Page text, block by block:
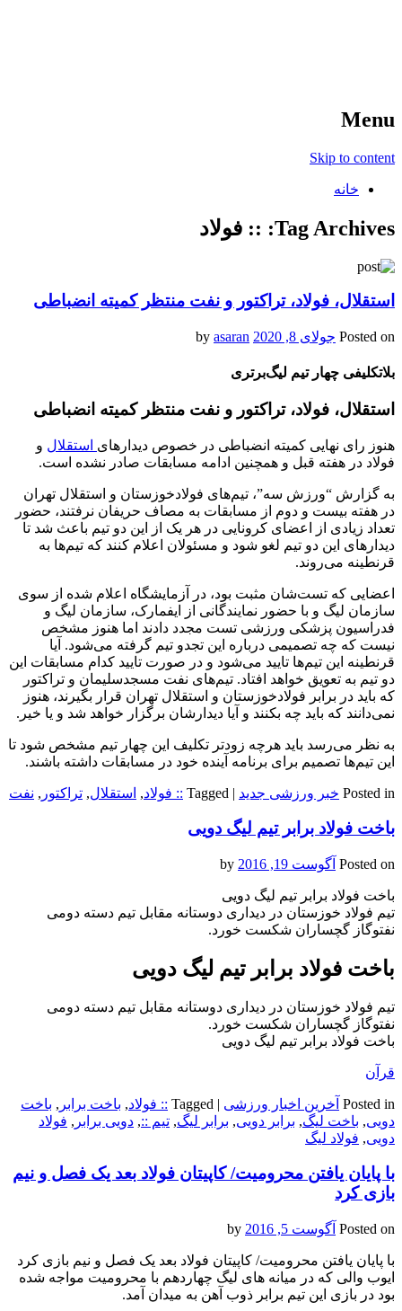
Menu
Skip to content
خانه
Tag Archives: :: فولاد
استقلال، فولاد، تراکتور و نفت منتظر کمیته انضباطی
Posted on جولای 8, 2020 asaran
بلاتکلیفی چهار تیم لیگ‌برتری
استقلال، فولاد، تراکتور و نفت منتظر کمیته انضباطی
هنوز رای نهایی کمیته انضباطی در خصوص دیدارهای استقلال و
فولاد در هفته قبل و همچنین ادامه مسابقات صادر نشده است.
به گزارش “ورزش سه”، تیم‌‌های فولادخوزستان و استقلال تهران
در هفته بیست و دوم از مسابقات به مصاف حریفان نرفتند، حضور
تعداد زیادی از اعضای کرونایی در هر یک از این دو تیم باعث شد تا
دیدارهای این دو تیم لغو شود و مسئولان اعلام کنند که تیم‌ها به
قرنطینه می‌روند.
اعضایی که تست‌شان مثبت بود، در آزمایشگاه اعلام شده از سوی
سازمان لیگ و با حضور نمایندگانی از ایفمارک، سازمان لیگ و
فدراسیون پزشکی ورزشی تست مجدد دادند اما هنوز مشخص
نیست که چه تصمیمی درباره این تجدو تیم گرفته می‌شود. آیا
قرنطینه این تیم‌ها تایید می‌شود و در صورت تایید کدام مسابقات این
دو تیم به تعویق خواهد افتاد. تیم‌های نفت مسجدسلیمان و تراکتور
که باید در برابر فولادخوزستان و استقلال تهران قرار بگیرند، هنوز
نمی‌دانند که باید چه بکنند و آیا دیدارشان برگزار خواهد شد و یا خیر.
به نظر می‌رسد باید هرچه زودتر تکلیف این چهار تیم مشخص شود تا
این تیم‌ها تصمیم برای برنامه آینده خود در مسابقات داشته باشند.
Posted in خبر ورزشی جدید |
Tagged :: فولاد, استقلال, تراکتور , نفت
باخت فولاد برابر تیم لیگ دویی
Posted on آگوست 19, 2016
باخت فولاد برابر تیم لیگ دویی
تیم فولاد خوزستان در دیداری دوستانه مقابل تیم دسته دومی
نفت‎وگاز گچساران شکست خورد.
باخت فولاد برابر تیم لیگ دویی
تیم فولاد خوزستان در دیداری دوستانه مقابل تیم دسته دومی
نفت‎وگاز گچساران شکست خورد.
باخت فولاد برابر تیم لیگ دویی
قرآن
Posted in آخرین اخبار ورزشی |
Tagged :: فولاد, باخت برابر , باخت
دویی, باخت لیگ, برابر دویی, برابر لیگ, تیم ::, دویی برابر , فولاد
دویی, فولاد لیگ
با پایان یافتن محرومیت/ کاپیتان فولاد بعد یک فصل و نیم
بازی کرد
Posted on آگوست 5, 2016
با پایان یافتن محرومیت/ کاپیتان فولاد بعد یک فصل و نیم بازی کرد
ایوب والی که در میانه های لیگ چهاردهم با محرومیت مواجه شده
بود در بازی این تیم برابر ذوب آهن به میدان آمد.